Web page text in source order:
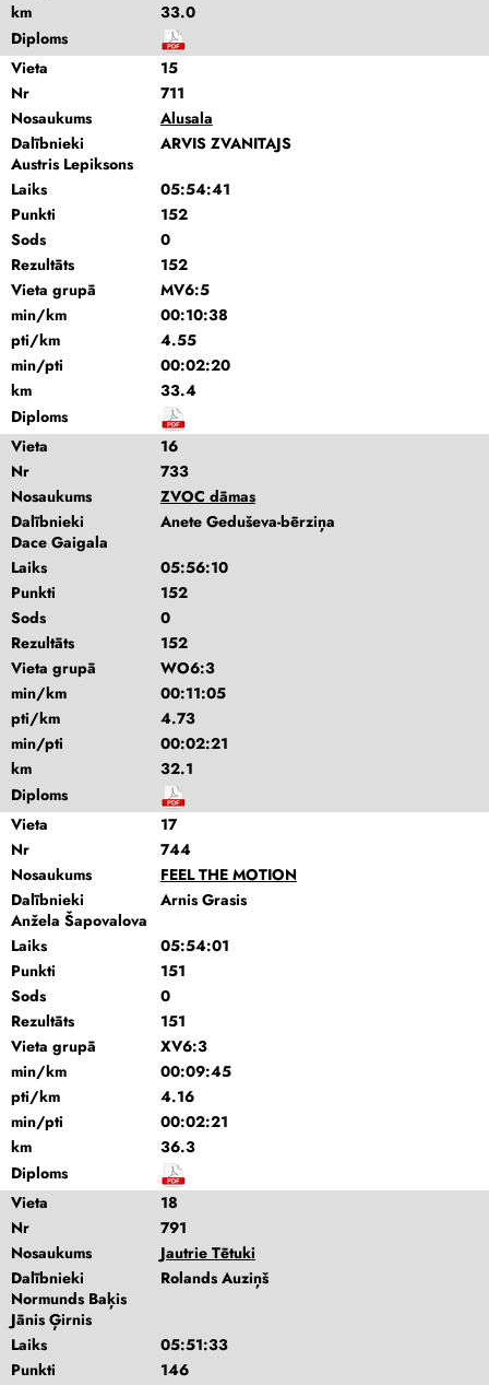
km
33.0
Diploms
Vieta
15
Nr
711
Nosaukums
Alusala
Dalībnieki
ARVIS ZVANITAJS
Austris Lepiksons
Laiks
05:54:41
Punkti
152
Sods
0
Rezultāts
152
Vieta grupā
MV6:5
min/km
00:10:38
pti/km
4.55
min/pti
00:02:20
km
33.4
Diploms
Vieta
16
Nr
733
Nosaukums
ZVOC dāmas
Dalībnieki
Anete Geduševa-bērziņa
Dace Gaigala
Laiks
05:56:10
Punkti
152
Sods
0
Rezultāts
152
Vieta grupā
WO6:3
min/km
00:11:05
pti/km
4.73
min/pti
00:02:21
km
32.1
Diploms
Vieta
17
Nr
744
Nosaukums
FEEL THE MOTION
Dalībnieki
Arnis Grasis
Anžela Šapovalova
Laiks
05:54:01
Punkti
151
Sods
0
Rezultāts
151
Vieta grupā
XV6:3
min/km
00:09:45
pti/km
4.16
min/pti
00:02:21
km
36.3
Diploms
Vieta
18
Nr
791
Nosaukums
Jautrie Tētuki
Dalībnieki
Rolands Auziņš
Normunds Baķis
Jānis Ģirnis
Laiks
05:51:33
Punkti
146